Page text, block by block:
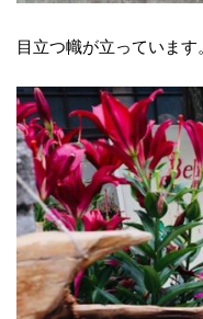
目立つ幟が立っています。